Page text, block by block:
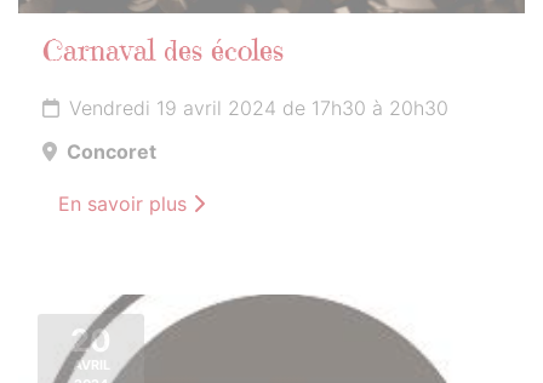
Carnaval des écoles
Vendredi 19 avril 2024 de 17h30 à 20h30
Concoret
En savoir plus
20
AVRIL